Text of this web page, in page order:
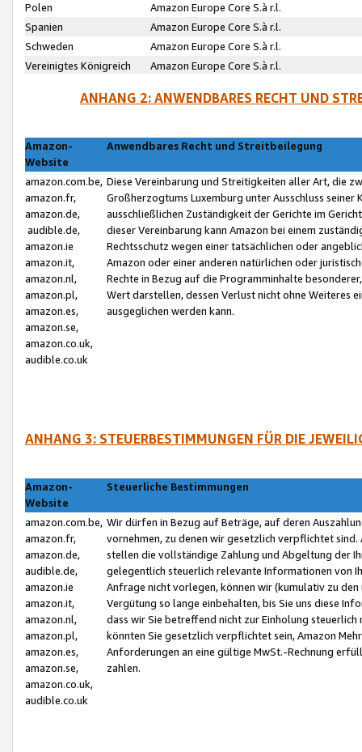
Polen
Amazon Europe Core S.à r.l.
Spanien
Amazon Europe Core S.à r.l.
Schweden
Amazon Europe Core S.à r.l.
Vereinigtes Königreich
Amazon Europe Core S.à r.l.
ANHANG 2: ANWENDBARES RECHT UND
Amazon-
Website
Anwendbares Recht und Streitbeilegung
amazon.com.be,
amazon.fr,
amazon.de,
audible.de,
amazon.ie
amazon.it,
amazon.nl,
amazon.pl,
amazon.es,
amazon.se,
amazon.co.uk,
audible.co.uk
Diese Vereinbarung und Streitigkeiten aller Art, die
Großherzogtums Luxemburg unter Ausschluss
ausschließlichen Zuständigkeit der Gerichte im
dieser Vereinbarung kann Amazon bei einem
Rechtsschutz wegen einer tatsächlichen oder
Amazon oder einer anderen natürlichen oder
Rechte in Bezug auf die Programminhalte
Wert darstellen, dessen Verlust nicht ohne Weiteres
ausgeglichen werden kann.
ANHANG 3: STEUERBESTIMMUNGEN FÜR DIE
Amazon-
Website
Steuerliche Bestimmungen
amazon.com.be,
amazon.fr,
amazon.de,
audible.de,
amazon.ie
amazon.it,
amazon.nl,
amazon.pl,
amazon.es,
amazon.se,
amazon.co.uk,
audible.co.uk
Wir dürfen in Bezug auf Beträge, auf deren
vornehmen, zu denen wir gesetzlich verpflichtet
stellen die vollständige Zahlung und Abgeltung der
gelegentlich steuerlich relevante Informationen von
Anfrage nicht vorlegen, können wir (kumulativ zu
Vergütung so lange einbehalten, bis Sie uns diese
dass wir Sie betreffend nicht zur Einholung
könnten Sie gesetzlich verpflichtet sein, Amazon
Anforderungen an eine gültige MwSt.-Rechnung
zahlen.